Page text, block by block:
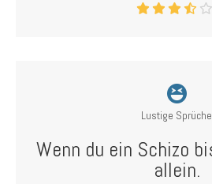
Lustige Sprüche
Wenn du ein Schizo
allein.